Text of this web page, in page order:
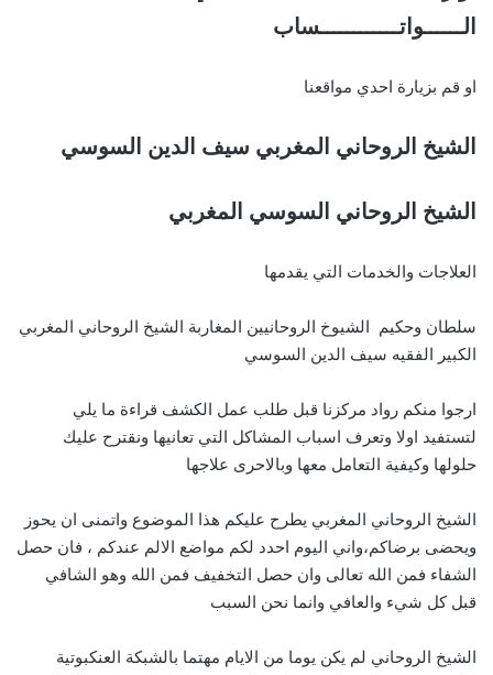
الــــــواتــــــــــــساب
او قم بزيارة احدي مواقعنا
الشيخ الروحاني المغربي سيف الدين السوسي
الشيخ الروحاني السوسي المغربي
العلاجات والخدمات التي يقدمها
سلطان وحكيم الشيوخ الروحانيين المغاربة الشيخ الروحاني المغربي
الكبير الفقيه سيف الدين السوسي
ارجوا منكم رواد مركزنا قبل طلب عمل الكشف قراءة ما يلي
لتستفيد اولا وتعرف اسباب المشاكل التي تعانيها ونقترح عليك
حلولها وكيفية التعامل معها وبالاحرى علاجها
الشيخ الروحاني المغربي يطرح عليكم هذا الموضوع واتمنى ان يحوز
ويحضى برضاكم،واني اليوم احدد لكم مواضع الالم عندكم ، فان حصل
الشفاء فمن الله تعالى وان حصل التخفيف فمن الله وهو الشافي
قبل كل شيء والعافي وانما نحن السبب
الشيخ الروحاني لم يكن يوما من الايام مهتما بالشبكة العنكبوتية